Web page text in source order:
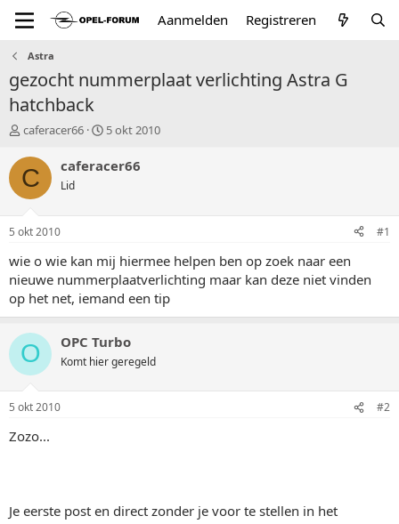
Aanmelden Registreren
Astra
gezocht nummerplaat verlichting Astra G
hatchback
T
p
i
t
a
r
e
r
caferacer66
S
a
u
m
5 okt 2010
C caferacer66
Lid
5 okt 2010 #1
wie o wie kan mij hiermee helpen ben op zoek naar een
nieuwe nummerplaatverlichting maar kan deze niet vinden
op het net, iemand een tip
O OPC Turbo
Komt hier geregeld
5 okt 2010 #2
Zozo...
Je eerste post en direct zonder je voor te stellen in het